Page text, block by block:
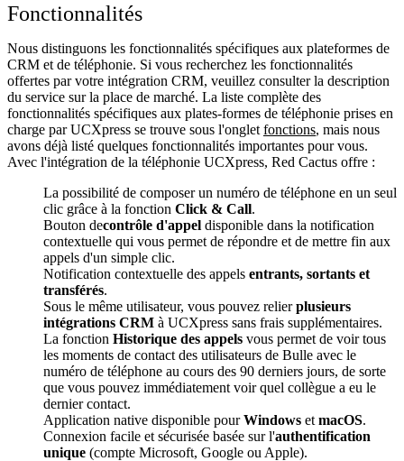
Fonctionnalités
Nous distinguons les fonctionnalités spécifiques aux plateformes de
CRM et de téléphonie. Si vous recherchez les fonctionnalités
offertes par votre intégration CRM, veuillez consulter la description
du service sur la place de marché. La liste complète des
fonctionnalités spécifiques aux plates-formes de téléphonie prises en
charge par UCXpress se trouve sous l'onglet fonctions, mais nous
avons déjà listé quelques fonctionnalités importantes pour vous.
Avec l'intégration de la téléphonie UCXpress, Red Cactus offre :
La possibilité de composer un numéro de téléphone en un seul
clic grâce à la fonction Click & Call.
Bouton decontrôle d'appel disponible dans la notification
contextuelle qui vous permet de répondre et de mettre fin aux
appels d'un simple clic.
Notification contextuelle des appels entrants, sortants et
transférés.
Sous le même utilisateur, vous pouvez relierplusieurs
intégrations CRM à UCXpress sans frais supplémentaires.
La fonction Historique des appels vous permet de voir tous
les moments de contact des utilisateurs de Bulle avec le
numéro de téléphone au cours des 90 derniers jours, de sorte
que vous pouvez immédiatement voir quel collègue a eu le
dernier contact.
Application native disponible pourWindows et macOS.
Connexion facile et sécurisée basée sur l'authentification
unique (compte Microsoft, Google ou Apple).